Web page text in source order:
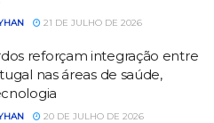
21 DE JULHO DE 2026
reforçam integração entre
nas áreas de saúde,
20 DE JULHO DE 2026